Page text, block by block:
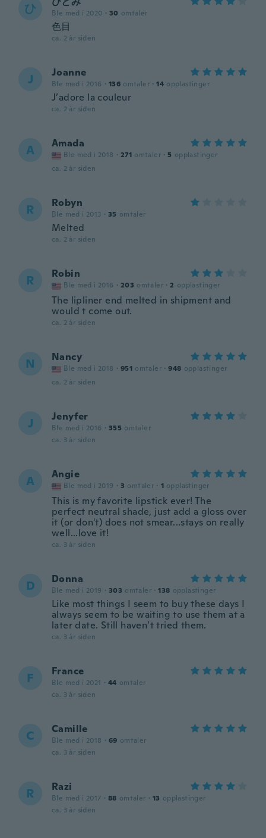
ひ Ble med i 2020 · 30 omtaler
色目
ca. 2 år siden
J Joanne
Ble med i 2016 · 136 omtaler · 14 opplastinger
J’adore la couleur
ca. 2 år siden
A Amada
Ble med i 2018 · 271 omtaler · 5 opplastinger
ca. 2 år siden
R Robyn
Ble med i 2013 · 35 omtaler
Melted
ca. 2 år siden
R Robin
Ble med i 2016 · 203 omtaler · 2 opplastinger
The lipliner end melted in shipment and
would t come out.
ca. 2 år siden
N Nancy
Ble med i 2018 · 951 omtaler · 948 opplastinger
ca. 2 år siden
J Jenyfer
Ble med i 2016 · 355 omtaler
ca. 3 år siden
A Angie
Ble med i 2019 · 3 omtaler · 1 opplastinger
This is my favorite lipstick ever! The
perfect neutral shade, just add a gloss over
it (or don't) does not smear...stays on really
well...love it!
ca. 3 år siden
D Donna
Ble med i 2019 · 303 omtaler · 138 opplastinger
Like most things I seem to buy these days I
always seem to be waiting to use them at a
later date. Still haven’t tried them.
ca. 3 år siden
F France
Ble med i 2021 · 44 omtaler
ca. 3 år siden
C Camille
Ble med i 2018 · 69 omtaler
ca. 3 år siden
R Razi
Ble med i 2017 · 88 omtaler · 13 opplastinger
ca. 3 år siden